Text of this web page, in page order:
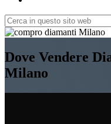
Cerca
in
questo
sito
web
Hide
Dove Vendere
Milano
more